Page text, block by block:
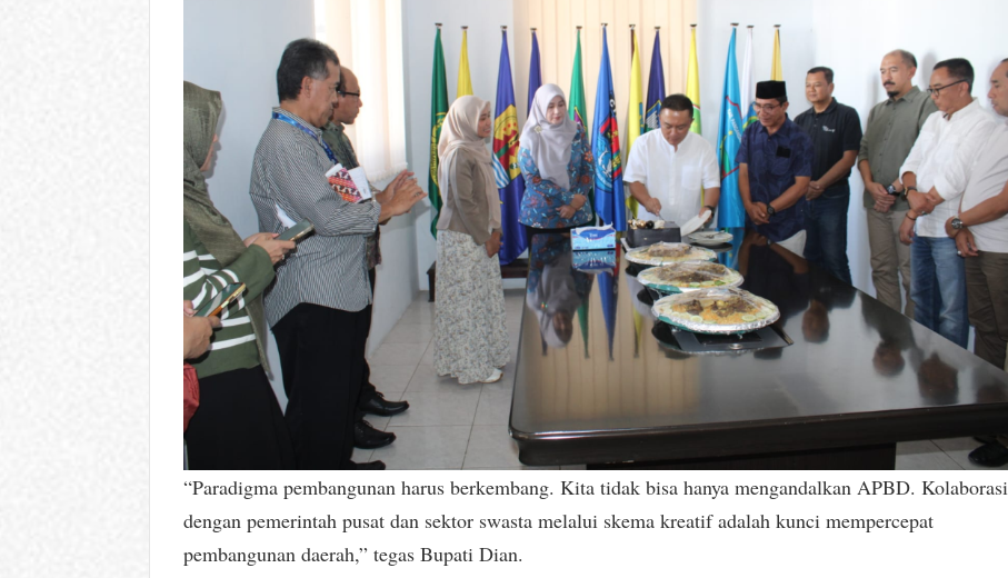
“Paradigma pembangunan harus berkembang. Kita tidak bisa hanya mengandalkan APBD. Kolaborasi
dengan pemerintah pusat dan sektor swasta melalui skema kreatif adalah kunci mempercepat
pembangunan daerah,” tegas Bupati Dian.